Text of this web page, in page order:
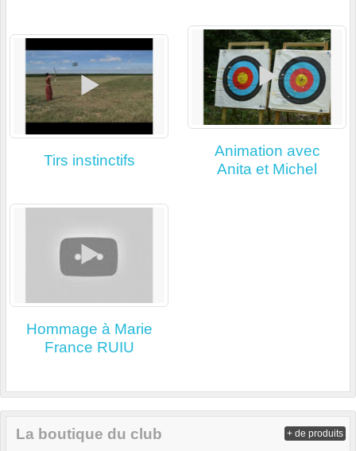
Tirs instinctifs
Animation avec
Anita et Michel
Hommage à Marie
France RUIU
La boutique du club + de produits